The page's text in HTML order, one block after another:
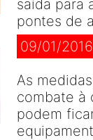
saída para
pontes de
09/01/2016
As
combate à
podem